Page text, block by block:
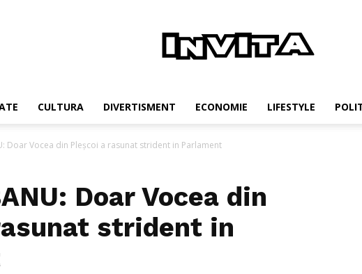
Invita
CULTURA DIVERTISMENT ECONOMIE LIFESTYLE
Doar Vocea din Pleșcoi a rasunat strident in Parlament
Doar Vocea din
strident in